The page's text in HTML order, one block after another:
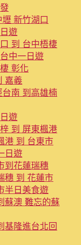
新竹湖口
遊
到 台中梧棲
中一日遊
彰化
嘉義
南 到高雄楠
遊
到 屏東楓港
港 到 台東市
日遊
到花蓮瑞穗
穗 到 花蓮市
半日美食遊
蘇澳 難忘的蘇
基隆進台北回